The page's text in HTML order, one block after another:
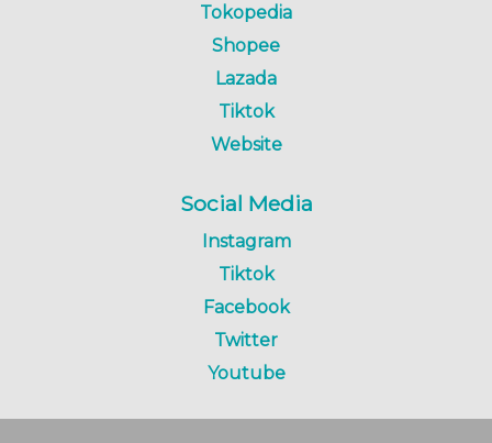
Tokopedia
Shopee
Lazada
Tiktok
Website
Social Media
Instagram
Tiktok
Facebook
Twitter
Youtube